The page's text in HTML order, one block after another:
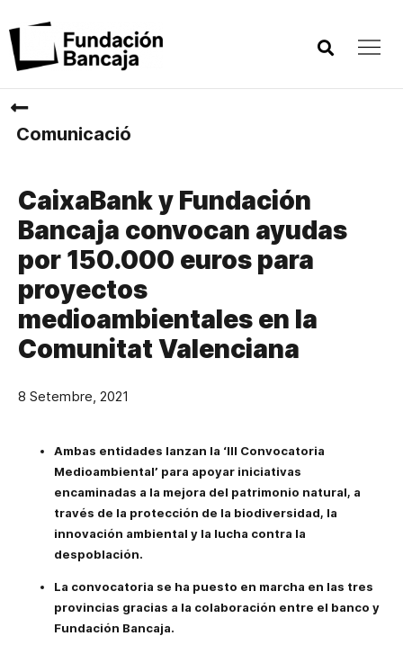
Comunicació
CaixaBank y Fundación
Bancaja convocan ayudas
por 150.000 euros para
proyectos
medioambientales en la
Comunitat Valenciana
8 Setembre, 2021
Ambas entidades lanzan la ‘III Convocatoria
Medioambiental’ para apoyar iniciativas
encaminadas a la mejora del patrimonio natural, a
través de la protección de la biodiversidad, la
innovación ambiental y la lucha contra la
despoblación.
La convocatoria se ha puesto en marcha en las tres
provincias gracias a la colaboración entre el banco y
Fundación Bancaja.